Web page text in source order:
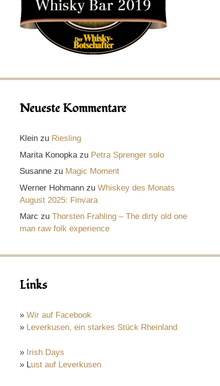
Neueste Kommentare
Klein zu Riesling
Marita Konopka zu Petra Sprenger solo
Susanne zu Magic Moment
Werner Hohmann zu Whiskey des Monats
August 2025: Finvara
Marc zu Thorsten Frahling – The dirty old one
man raw folk experience
Links
» Wir auf Facebook
» Leverkusen, ein starkes Stück Rheinland
» Irish Days
» Lust auf Leverkusen